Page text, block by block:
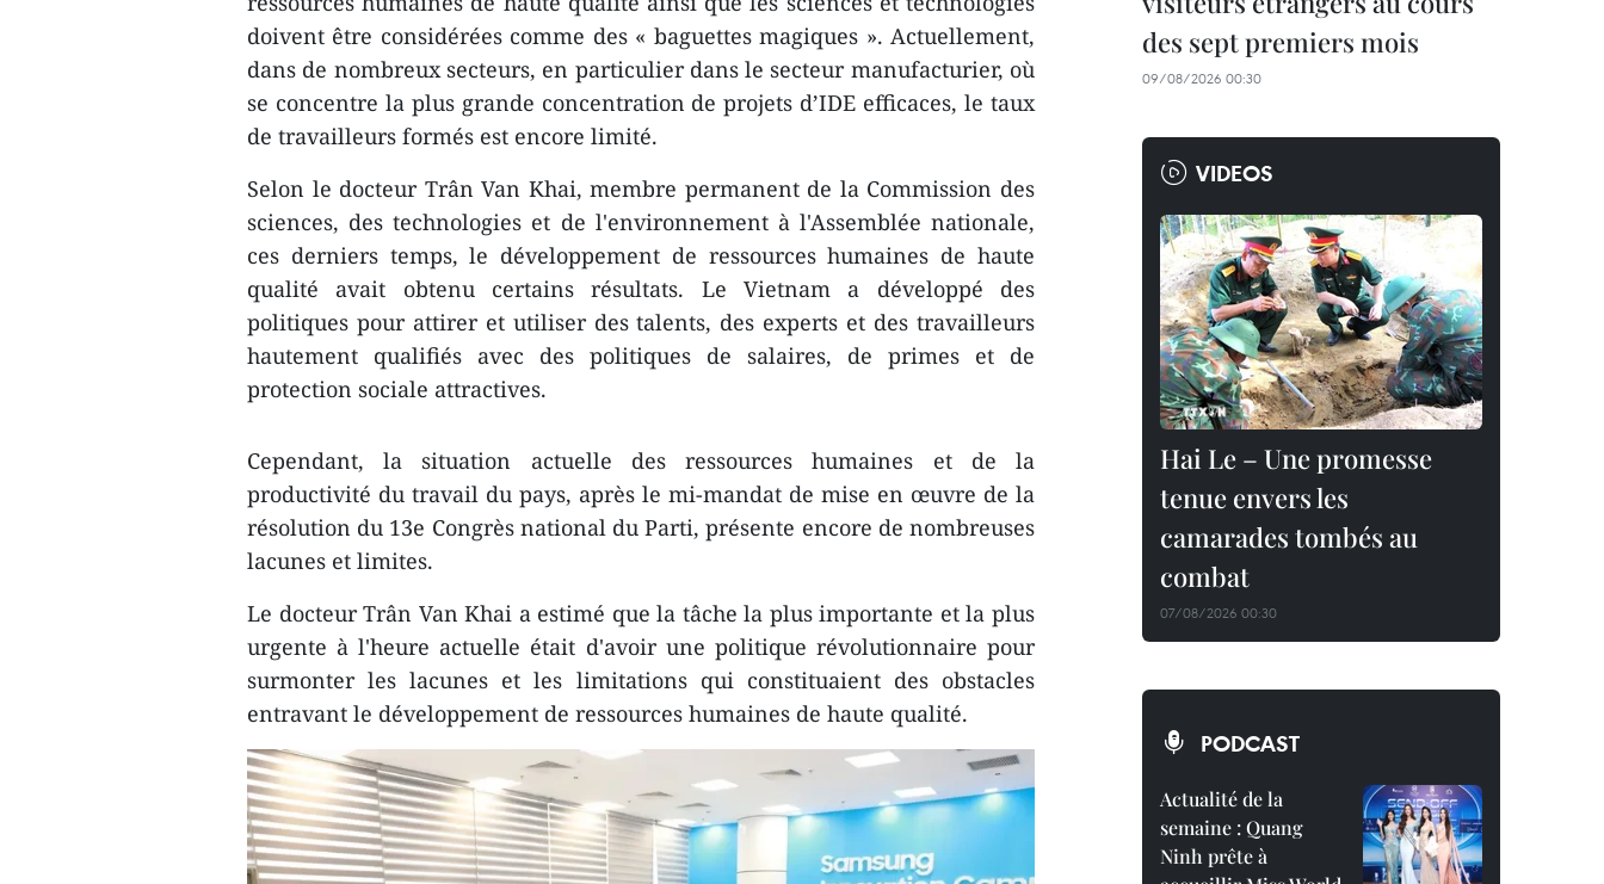
doivent être considérées comme des « baguettes magiques ». Actuellement,
dans de nombreux secteurs, en particulier dans le secteur manufacturier, où
se concentre la plus grande concentration de projets d’IDE efficaces, le taux
de travailleurs formés est encore limité.
Selon le docteur Trân Van Khai, membre permanent de la Commission des
sciences, des technologies et de l'environnement à l'Assemblée nationale,
ces derniers temps, le développement de ressources humaines de haute
qualité avait obtenu certains résultats. Le Vietnam a développé des
politiques pour attirer et utiliser des talents, des experts et des travailleurs
hautement qualifiés avec des politiques de salaires, de primes et de
protection sociale attractives.
Cependant, la situation actuelle des ressources humaines et de la
productivité du travail du pays, après le mi-mandat de mise en œuvre de la
résolution du 13e Congrès national du Parti, présente encore de nombreuses
lacunes et limites.
Le docteur Trân Van Khai a estimé que la tâche la plus importante et la plus
urgente à l'heure actuelle était d'avoir une politique révolutionnaire pour
surmonter les lacunes et les limitations qui constituaient des obstacles
entravant le développement de ressources humaines de haute qualité.
des sept premiers mois
09/08/2026 00:30
VIDEOS
Hai Le – Une promesse
tenue envers les
camarades tombés au
combat
07/08/2026 00:30
PODCAST
Actualité de la
semaine : Quang
Ninh prête à